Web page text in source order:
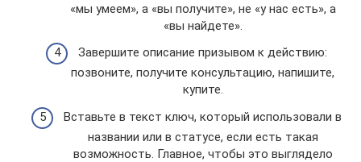
«мы умеем», а «вы получите», не «у нас есть», а
«вы найдете».
Завершите описание призывом к действию:
позвоните, получите консультацию, напишите,
купите.
Вставьте в текст ключ, который использовали в
названии или в статусе, если есть такая
возможность. Главное, чтобы это выглядело